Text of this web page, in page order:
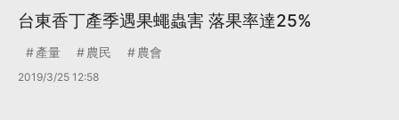
台東香丁產季遇果蠅蟲害 落果率達25%
產量 農民 農會
2019/3/25 12:58